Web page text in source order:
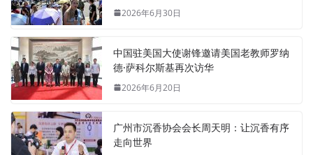
2026年6月30日
中国驻美国大使谢锋邀请美国老教师罗纳
德·萨科尔斯基再次访华
2026年6月20日
广州市沉香协会会长周天明：让沉香有序
走向世界